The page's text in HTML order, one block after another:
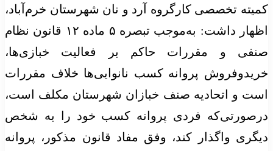
کمیته تخصصی کارگروه آرد و نان شهرستان خرم‌آباد،
اظهار داشت: به‌موجب تبصره ۵ ماده ۱۲ قانون نظام
صنفی و مقررات حاکم بر فعالیت خبازی‌ها،
خریدوفروش پروانه کسب نانوایی‌ها خلاف مقررات
است و اتحادیه صنف خبازان شهرستان مکلف است،
درصورتی‌که فردی پروانه کسب خود را به شخص
دیگری واگذار کند، وفق مفاد قانون مذکور، پروانه